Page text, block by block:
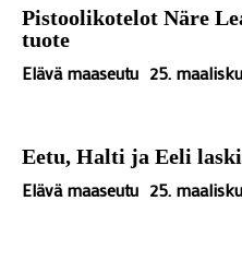
Pistoolikotelot Näre
tuote
Elävä maaseutu 25.
Eetu, Halti ja Eeli
Elävä maaseutu 25.